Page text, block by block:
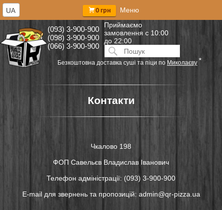
(093) 3-900-900
(098) 3-900-900
(066) 3-900-900
Приймаємо
замовлення с 10:00
до 22:00
Искать:ПОИСК
0 грн Меню
Безкоштовна доставка суші та піци по Миколаєву *
UA
Контакти
Чкалово 198
ФОП Савельєв Владислав Іванович
Телефон адміністрації: (093) 3-900-900
E-mail для звернень та пропозицій: admin@qr-pizza.ua